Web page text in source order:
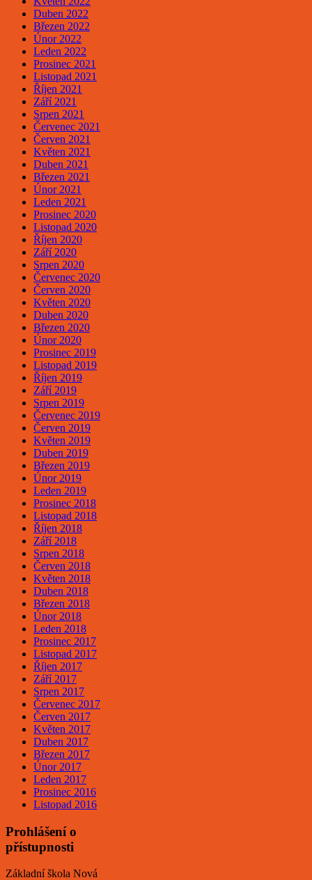
Duben 2022
Březen 2022
Únor 2022
Leden 2022
Prosinec 2021
Listopad 2021
Říjen 2021
Září 2021
Srpen 2021
Červenec 2021
Červen 2021
Květen 2021
Duben 2021
Březen 2021
Únor 2021
Leden 2021
Prosinec 2020
Listopad 2020
Říjen 2020
Září 2020
Srpen 2020
Červenec 2020
Červen 2020
Květen 2020
Duben 2020
Březen 2020
Únor 2020
Prosinec 2019
Listopad 2019
Říjen 2019
Září 2019
Srpen 2019
Červenec 2019
Červen 2019
Květen 2019
Duben 2019
Březen 2019
Únor 2019
Leden 2019
Prosinec 2018
Listopad 2018
Říjen 2018
Září 2018
Srpen 2018
Červen 2018
Květen 2018
Duben 2018
Březen 2018
Únor 2018
Leden 2018
Prosinec 2017
Listopad 2017
Říjen 2017
Září 2017
Srpen 2017
Červenec 2017
Červen 2017
Květen 2017
Duben 2017
Březen 2017
Únor 2017
Leden 2017
Prosinec 2016
Listopad 2016
Prohlášení o
přístupnosti
Základní škola Nová